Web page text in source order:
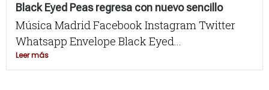
Black Eyed Peas regresa con nuevo sencillo
Música Madrid Facebook Instagram Twitter
Whatsapp Envelope Black Eyed...
Leer más